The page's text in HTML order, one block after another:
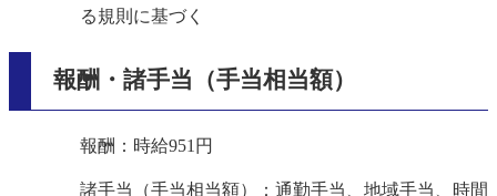
る規則に基づく
報酬・諸手当（手当相当額）
報酬：時給951円
諸手当（手当相当額）：通勤手当、地域手当、時間